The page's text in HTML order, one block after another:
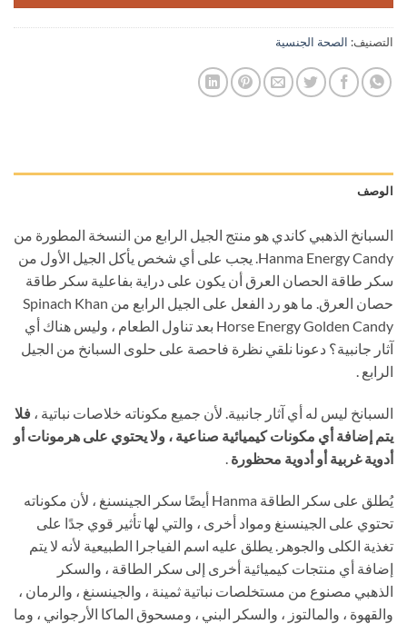
التصنيف: الصحة الجنسية
الوصف
السبانخ الذهبي كاندي هو منتج الجيل الرابع من النسخة المطورة من
Hanma Energy Candy. يجب على أي شخص يأكل الجيل الأول من
سكر طاقة الحصان العرق أن يكون على دراية بفاعلية سكر طاقة
حصان العرق. ما هو رد الفعل على الجيل الرابع من Spinach Khan
Horse Energy Golden Candy بعد تناول الطعام ، وليس هناك أي
آثار جانبية؟ دعونا نلقي نظرة فاحصة على حلوى السبانخ من الجيل
الرابع .
السبانخ ليس له أي آثار جانبية. لأن جميع مكوناته خلاصات نباتية ، فلا
يتم إضافة أي مكونات كيميائية صناعية ، ولا يحتوي على هرمونات أو
أدوية غربية أو أدوية محظورة
يُطلق على سكر الطاقة Hanma أيضًا سكر الجينسنغ ، لأن مكوناته
تحتوي على الجينسنغ ومواد أخرى ، والتي لها تأثير قوي جدًا على
تغذية الكلى والجوهر. يطلق عليه اسم الفياجرا الطبيعية لأنه لا يتم
إضافة أي منتجات كيميائية أخرى إلى سكر الطاقة ، والسكر
الذهبي مصنوع من مستخلصات نباتية ثمينة ، والجينسنغ ، والرمان ،
والقهوة ، والمالتوز ، والسكر البني ، ومسحوق الماكا الأرجواني ، وما